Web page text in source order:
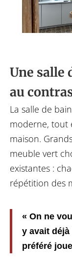
Une salle
au
La salle de
moderne, tout
maison.
meuble vert
existantes :
répétition des
« On ne
y avait
préféré